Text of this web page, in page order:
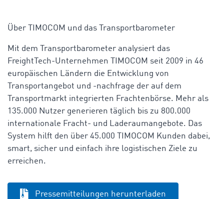
Über TIMOCOM und das Transportbarometer
Mit dem Transportbarometer analysiert das
FreightTech-Unternehmen TIMOCOM seit 2009 in 46
europäischen Ländern die Entwicklung von
Transportangebot und -nachfrage der auf dem
Transportmarkt integrierten Frachtenbörse. Mehr als
135.000 Nutzer generieren täglich bis zu 800.000
internationale Fracht- und Laderaumangebote. Das
System hilft den über 45.000 TIMOCOM Kunden dabei,
smart, sicher und einfach ihre logistischen Ziele zu
erreichen.
Pressemitteilungen herunterladen